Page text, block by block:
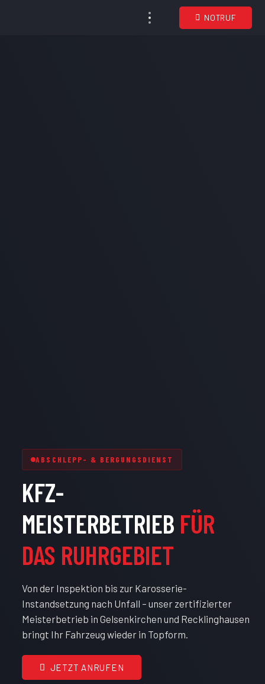
NOTRUF
ABSCHLEPP- & BERGUNGSDIENST
KFZ-
MEISTERBETRIEB FÜR
DAS RUHRGEBIET
Von der Inspektion bis zur Karosserie-
Instandsetzung nach Unfall – unser zertifizierter
Meisterbetrieb in Gelsenkirchen und Recklinghausen
bringt Ihr Fahrzeug wieder in Topform.
JETZT ANRUFEN